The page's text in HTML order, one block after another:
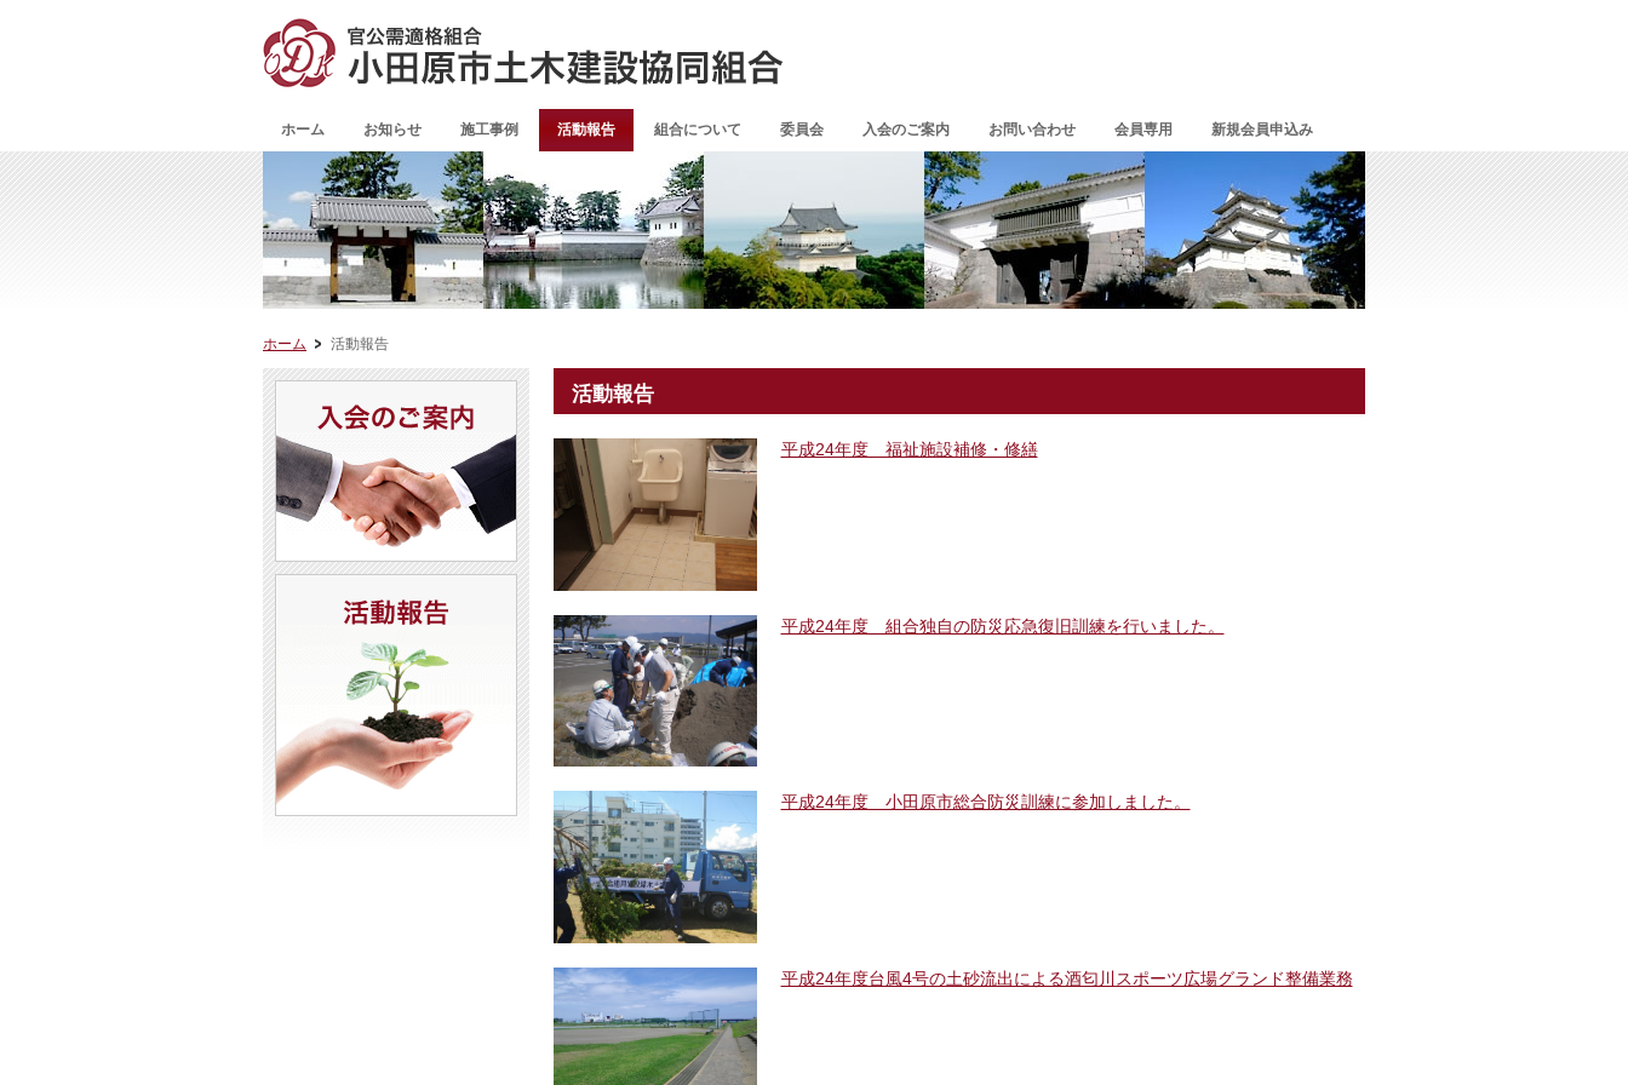
ホーム お知らせ 施工事例 活動報告 組合について 委員会 入会のご案内 お問い合わせ 会員専用 新規会員申込み
ホーム 活動報告
活動報告
平成24年度 福祉施設補修・修繕
平成24年度 組合独自の防災応急復旧訓練を行いました。
平成24年度 小田原市総合防災訓練に参加しました。
平成24年度台風4号の土砂流出による酒匂川スポーツ広場グランド整備業務